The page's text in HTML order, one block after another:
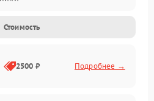
Стоимость
2500 ₽ Подробнее →